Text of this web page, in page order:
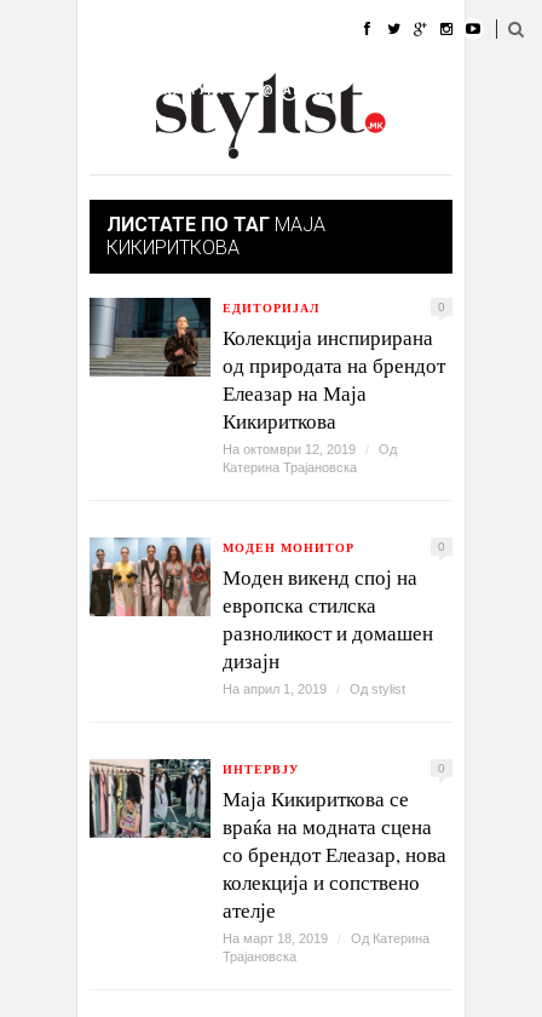
УБАВИНА
КУЛТУРА @РАБОТА
ИЗЛОГ
ЛИСТАТЕ ПО ТАГ МАЈА
КИКИРИТКОВА
ЕДИТОРИЈАЛ 0
Колекција инспирирана
од природата на брендот
Елеазар на Маја
Кикириткова
На октомври 12, 2019 /
Од
Катерина Трајановска
МОДЕН МОНИТОР 0
Моден викенд спој на
европска стилска
разноликост и домашен
дизајн
На април 1, 2019 / Од stylist
ИНТЕРВЈУ 0
Маја Кикириткова се
враќа на модната сцена
со брендот Елеазар, нова
колекција и сопствено
ателје
На март 18, 2019 / Од Катерина
Трајановска